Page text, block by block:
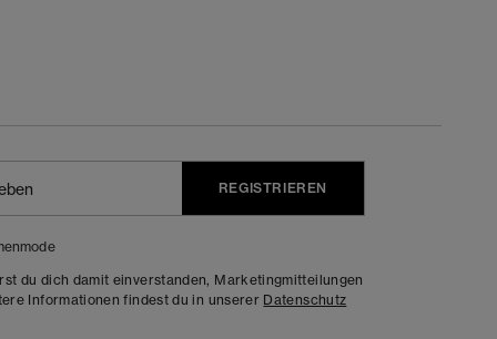
REGISTRIEREN
du dich damit einverstanden, Marketingmitteilungen
Informationen findest du in unserer Datenschutz